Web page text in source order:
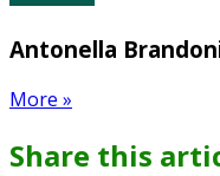
Antonella
More »
Share this